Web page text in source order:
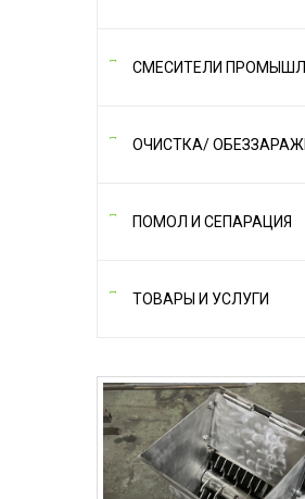
СМЕСИТЕЛИ
ОЧИСТКА/
ПОМОЛ И СЕПАРАЦИЯ
ТОВАРЫ И УСЛУГИ